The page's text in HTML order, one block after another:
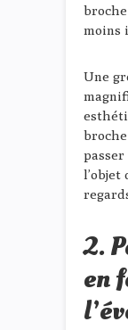
moins
Une
passer
l’objet
2.
en